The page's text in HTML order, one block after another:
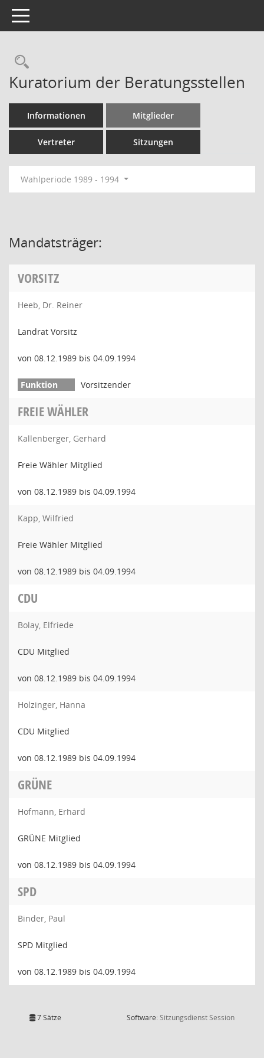
Toggle navigation
Rechercheauswahl
Kuratorium der Beratungsstellen
Informationen Mitglieder
Vertreter Sitzungen
Wahlperiode 1989 - 1994
Mandatsträger:
VORSITZ
Heeb, Dr. Reiner
Landrat Vorsitz
von 08.12.1989 bis 04.09.1994
Vorsitzender
FREIE WÄHLER
Kallenberger, Gerhard
Freie Wähler Mitglied
von 08.12.1989 bis 04.09.1994
Kapp, Wilfried
Freie Wähler Mitglied
von 08.12.1989 bis 04.09.1994
CDU
Bolay, Elfriede
CDU Mitglied
von 08.12.1989 bis 04.09.1994
Holzinger, Hanna
CDU Mitglied
von 08.12.1989 bis 04.09.1994
GRÜNE
Hofmann, Erhard
GRÜNE Mitglied
von 08.12.1989 bis 04.09.1994
SPD
Binder, Paul
SPD Mitglied
von 08.12.1989 bis 04.09.1994
7 Sätze Software:SitzungsdienstSession(Wird in